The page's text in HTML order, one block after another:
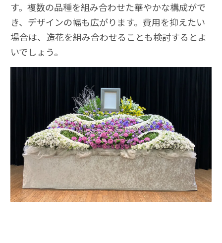
す。複数の品種を組み合わせた華やかな構成がで
き、デザインの幅も広がります。費用を抑えたい
場合は、造花を組み合わせることも検討するとよ
いでしょう。